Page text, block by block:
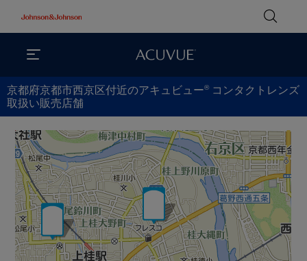
京都府京都市西京区付近のアキュビュー® コンタクトレンズ
取扱い販売店舗